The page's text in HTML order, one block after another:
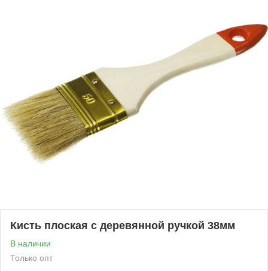
Кисть плоская с деревянной ручкой 38мм
В наличии
Только опт